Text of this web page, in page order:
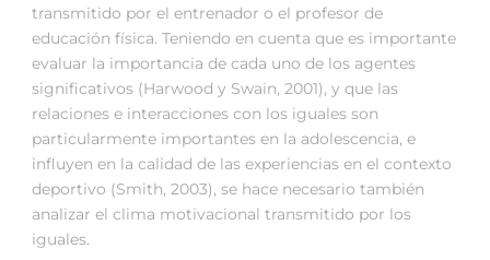
transmitido por el entrenador o el profesor de
educación física. Teniendo en cuenta que es importante
evaluar la importancia de cada uno de los agentes
significativos (Harwood y Swain, 2001), y que las
relaciones e interacciones con los iguales son
particularmente importantes en la adolescencia, e
influyen en la calidad de las experiencias en el contexto
deportivo (Smith, 2003), se hace necesario también
analizar el clima motivacional transmitido por los
iguales.